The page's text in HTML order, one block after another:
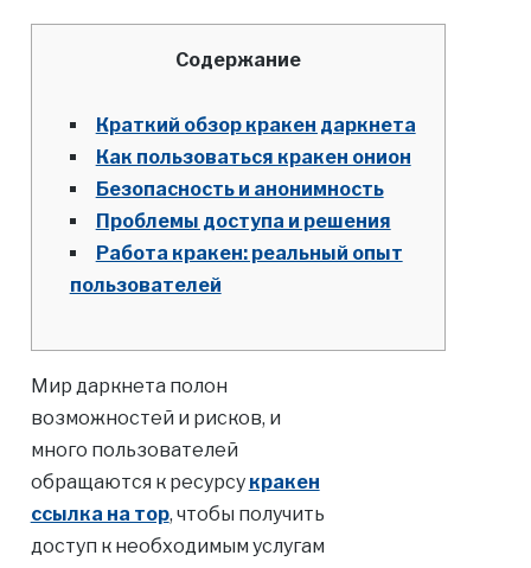
Содержание
Краткий обзор кракен даркнета
Как пользоваться кракен онион
Безопасность и анонимность
Проблемы доступа и решения
Работа кракен: реальный опыт
пользователей
Мир даркнета полон
возможностей и рисков, и
много пользователей
обращаются к ресурсу кракен
ссылка на тор, чтобы получить
доступ к необходимым услугам